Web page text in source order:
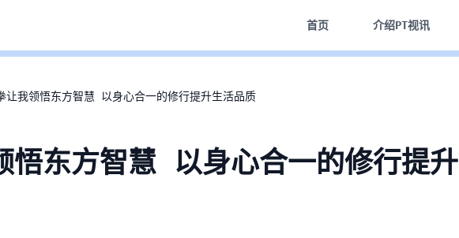
首页 介绍PT视讯
让我领悟东方智慧 以身心合一的修行提升生活品质
悟东方智慧 以身心合一的修行提升